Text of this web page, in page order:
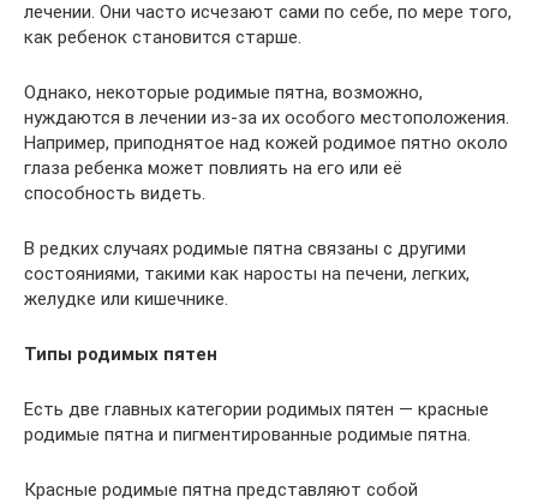
лечении. Они часто исчезают сами по себе, по мере того,
как ребенок становится старше.
Однако, некоторые родимые пятна, возможно,
нуждаются в лечении из-за их особого местоположения.
Например, приподнятое над кожей родимое пятно около
глаза ребенка может повлиять на его или её
способность видеть.
В редких случаях родимые пятна связаны с другими
состояниями, такими как наросты на печени, легких,
желудке или кишечнике.
Типы родимых пятен
Есть две главных категории родимых пятен — красные
родимые пятна и пигментированные родимые пятна.
Красные родимые пятна представляют собой